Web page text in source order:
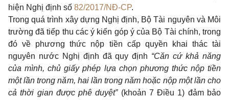
hiện Nghị định số 82/2017/NĐ-CP.
Trong quá trình xây dựng Nghị định, Bộ Tài nguyên và Môi
trường đã tiếp thu các ý kiến góp ý của Bộ Tài chính, trong
đó về phương thức nộp tiền cấp quyền khai thác tài
nguyên nước Nghị định đã quy định “Căn cứ khả năng
của mình, chủ giấy phép lựa chọn phương thức nộp tiền
một lần trong năm, hai lần trong năm hoặc nộp một lần cho
cả thời gian được phê duyệt”(khoản 7 Điều 1) đảm bảo